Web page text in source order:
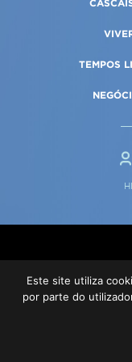
Qualidade de vida
Sociedade & Educação
TEMPOS
Este site utiliza
por parte do
© Cascais 2026